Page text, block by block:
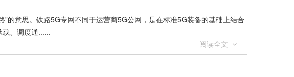
的意思。铁路5G专网不同于运营商5G公网，是在标准5G装备的基础上结合
、调度通......
阅读全文